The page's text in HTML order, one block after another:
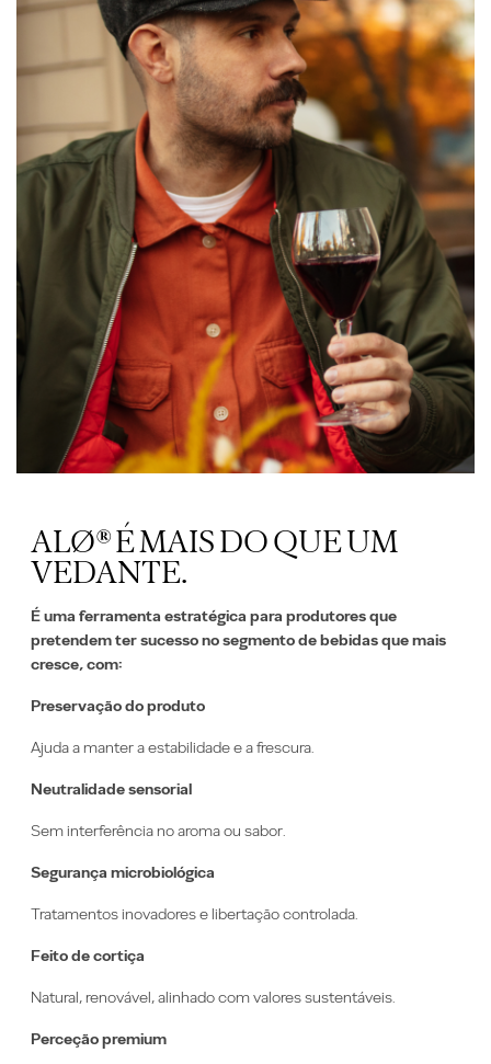
ALØ® É MAIS DO QUE UM
VEDANTE.
É uma ferramenta estratégica para produtores que
pretendem ter sucesso no segmento de bebidas que mais
cresce, com:
Preservação do produto
Ajuda a manter a estabilidade e a frescura.
Neutralidade sensorial
Sem interferência no aroma ou sabor.
Segurança microbiológica
Tratamentos inovadores e libertação controlada.
Feito de cortiça
Natural, renovável, alinhado com valores sustentáveis.
Perceção premium